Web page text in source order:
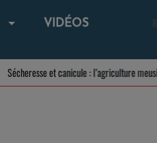
VIDÉOS
Sécheresse et canicule : l’agriculture